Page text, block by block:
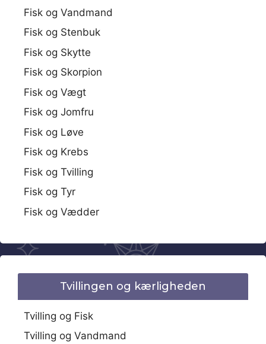
Fisk og Vandmand
Fisk og Stenbuk
Fisk og Skytte
Fisk og Skorpion
Fisk og Vægt
Fisk og Jomfru
Fisk og Løve
Fisk og Krebs
Fisk og Tvilling
Fisk og Tyr
Fisk og Vædder
Tvillingen og kærligheden
Tvilling og Fisk
Tvilling og Vandmand